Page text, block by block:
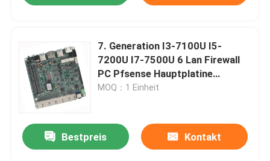
7. Generation I3-7100U I5-
7200U I7-7500U 6 Lan Firewall
PC Pfsense Hauptplatine
Industrielles NANO Mainboard
MOQ：1 Einheit
Bestpreis Kontakt